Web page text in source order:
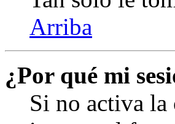
Arriba
¿Por qué mi
Si no activa la